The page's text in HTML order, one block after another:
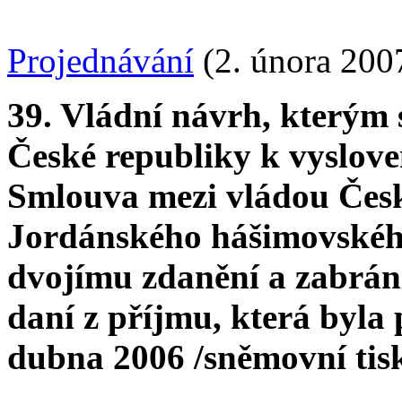
Projednávání (2. února
39. Vládní návrh, kterým
České republiky k
Smlouva mezi vládou
Jordánského
dvojímu zdanění a
daní z příjmu, která byla
dubna 2006 /sněmovní